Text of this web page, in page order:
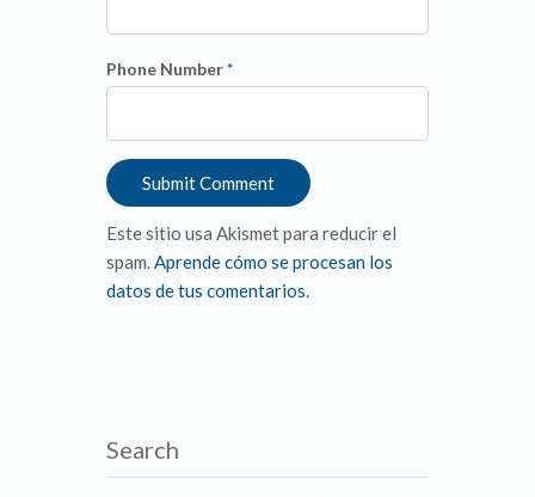
Phone Number *
Este sitio usa Akismet para reducir el
spam.Aprende cómo se procesan los
datos de tus comentarios.
Search